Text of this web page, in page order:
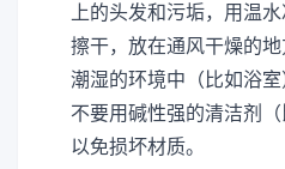
上的头发和污垢，用温
擦干，放在通风干燥的
潮湿的环境中（比如浴室
不要用碱性强的清洁剂（
以免损坏材质。